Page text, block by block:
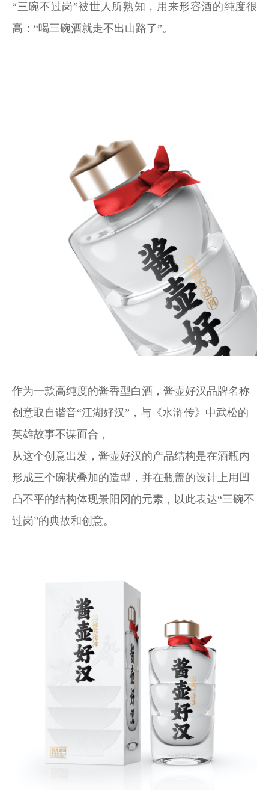
“三碗不过岗”被世人所熟知，用来形容酒的纯度很
高：“喝三碗酒就走不出山路了”。
作为一款高纯度的酱香型白酒，酱壶好汉品牌名称
创意取自谐音“江湖好汉”，与《水浒传》中武松的
英雄故事不谋而合，
从这个创意出发，酱壶好汉的产品结构是在酒瓶内
形成三个碗状叠加的造型，并在瓶盖的设计上用凹
凸不平的结构体现景阳冈的元素，以此表达“三碗不
过岗”的典故和创意。